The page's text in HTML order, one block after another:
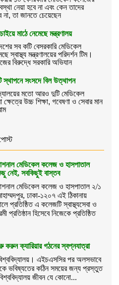
নেয়া হবে না এবং কেন তাদের
না, তা জানতে চেয়েছেন
মাঠে নেমেছে মন্ত্রণালয়
সব কটি বেসরকারি মেডিকেল
স্বাস্থ্য মন্ত্রণালয়ের পরিদর্শন টিম।
বিরুদ্ধে সরকারি অভিযান
স্থাপনে সংসদে বিল উত্থাপন
মতো আরও দুটি মেডিকেল
উচ্চ শিক্ষা, গবেষণা ও সেবার মান
মেডিকেল কলেজ ও হাসপাতাল
নেই, সবকিছুই বাস্তব
মেডিকেল কলেজ ও হাসপাতাল ২/১
ঢাকা-১২০৭ এই ঠিকানায়
প্রতিষ্ঠিত এ কলেজটি স্বাস্থ্যসেবা ও
প্রতিষ্ঠান হিসেবে নিজেকে প্রতিষ্ঠিত
ক্যারিয়ার গঠনের স্বপ্নযাত্রা
এইচএসসির পর অলসভাবে
ভবিষ্যতের কঠিন সময়ের জন্য প্রস্তুত
জীবন যে কোনো...